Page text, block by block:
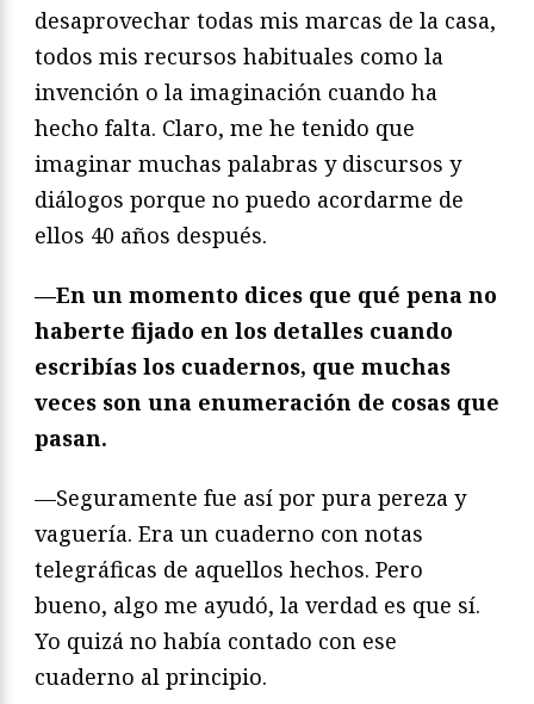
desaprovechar todas mis marcas de la casa,
todos mis recursos habituales como la
invención o la imaginación cuando ha
hecho falta. Claro, me he tenido que
imaginar muchas palabras y discursos y
diálogos porque no puedo acordarme de
ellos 40 años después.
—En un momento dices que qué pena no
haberte fijado en los detalles cuando
escribías los cuadernos, que muchas
veces son una enumeración de cosas que
pasan.
—Seguramente fue así por pura pereza y
vaguería. Era un cuaderno con notas
telegráficas de aquellos hechos. Pero
bueno, algo me ayudó, la verdad es que sí.
Yo quizá no había contado con ese
cuaderno al principio.